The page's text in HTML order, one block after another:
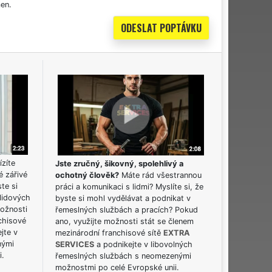
zářivé
si
v
Jste zručný, šikovný, spolehlivý a
ochotný člověk? Máte rád všestrannou
práci a komunikaci s lidmi? Myslíte si, že
byste si mohl vydělávat a podnikat v
řemeslných službách a pracích? Pokud
ano, využijte možnosti stát se členem
mezinárodní franchisové sítě EXTRA
SERVICES a podnikejte v libovolných
řemeslných službách s neomezenými
možnostmi po celé Evropské unii.